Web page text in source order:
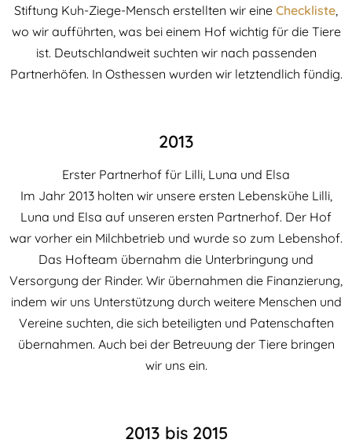
Stiftung Kuh-Ziege-Mensch erstellten wir eine Checkliste,
wo wir aufführten, was bei einem Hof wichtig für die Tiere
ist. Deutschlandweit suchten wir nach passenden
Partnerhöfen. In Osthessen wurden wir letztendlich fündig.
2013
Erster Partnerhof für Lilli, Luna und Elsa
Im Jahr 2013 holten wir unsere ersten Lebenskühe Lilli,
Luna und Elsa auf unseren ersten Partnerhof. Der Hof
war vorher ein Milchbetrieb und wurde so zum Lebenshof.
Das Hofteam übernahm die Unterbringung und
Versorgung der Rinder. Wir übernahmen die Finanzierung,
indem wir uns Unterstützung durch weitere Menschen und
Vereine suchten, die sich beteiligten und Patenschaften
übernahmen. Auch bei der Betreuung der Tiere bringen
wir uns ein.
2013 bis 2015